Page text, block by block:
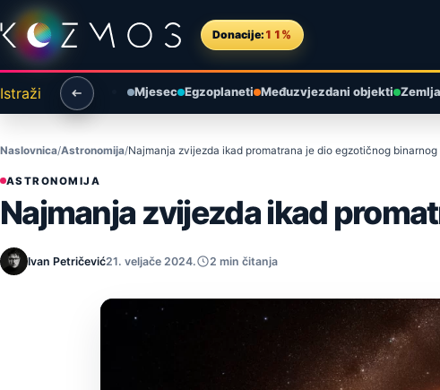
Preskoči na sadržaj
Donacije: 11%
Istraži Mjesec Egzoplaneti Međuzvjezdani objekti
Naslovnica Astronomija Najmanja zvijezda ikad promatrana je dio egzotičnog binarnog
ASTRONOMIJA
Najmanja zvijezda ikad
Ivan Petričević21. veljače 2024. 2 min čitanja